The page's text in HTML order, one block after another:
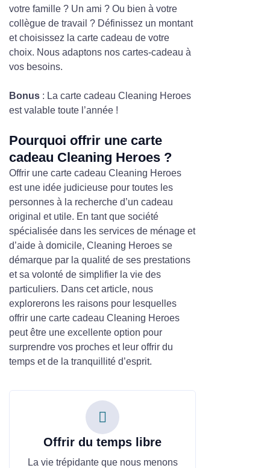
votre famille ? Un ami ? Ou bien à votre
collègue de travail ? Définissez un montant
et choisissez la carte cadeau de votre
choix. Nous adaptons nos cartes-cadeau à
vos besoins.
Bonus : La carte cadeau Cleaning Heroes
est valable toute l’année !
Pourquoi offrir une carte
cadeau Cleaning Heroes ?
Offrir une carte cadeau Cleaning Heroes
est une idée judicieuse pour toutes les
personnes à la recherche d’un cadeau
original et utile. En tant que société
spécialisée dans les services de ménage et
d’aide à domicile, Cleaning Heroes se
démarque par la qualité de ses prestations
et sa volonté de simplifier la vie des
particuliers. Dans cet article, nous
explorerons les raisons pour lesquelles
offrir une carte cadeau Cleaning Heroes
peut être une excellente option pour
surprendre vos proches et leur offrir du
temps et de la tranquillité d’esprit.
Offrir du temps libre
La vie trépidante que nous menons